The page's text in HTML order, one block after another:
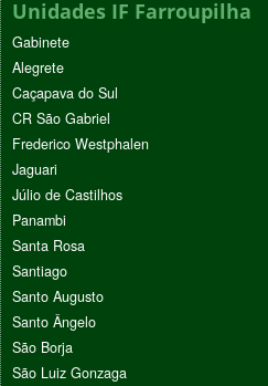
Unidades IF Farroupilha
Gabinete
Alegrete
Caçapava do Sul
CR São Gabriel
Frederico Westphalen
Jaguari
Júlio de Castilhos
Panambi
Santa Rosa
Santiago
Santo Augusto
Santo Ângelo
São Borja
São Luiz Gonzaga